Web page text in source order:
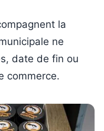
la
ne
date de fin ou
commerce.